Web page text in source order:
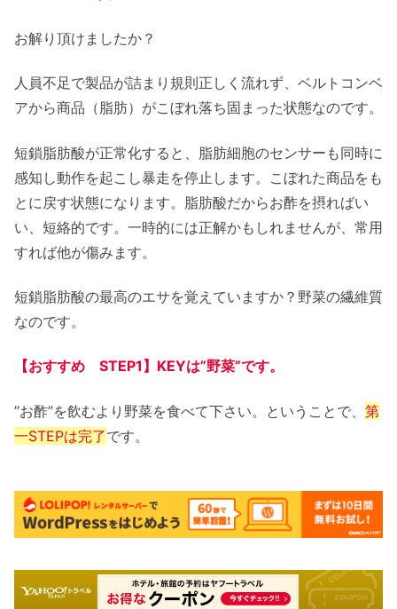
お解り頂けましたか？
人員不足で製品が詰まり規則正しく流れず、ベルトコンベ
アから商品（脂肪）がこぼれ落ち固まった状態なのです。
短鎖脂肪酸が正常化すると、脂肪細胞のセンサーも同時に
感知し動作を起こし暴走を停止します。こぼれた商品をも
とに戻す状態になります。脂肪酸だからお酢を摂ればい
い、短絡的です。一時的には正解かもしれませんが、常用
すれば他が傷みます。
短鎖脂肪酸の最高のエサを覚えていますか？野菜の繊維質
なのです。
【おすすめ STEP1】KEYは”野菜”です。
”お酢”を飲むより野菜を食べて下さい。ということで、 第
一STEPは完了です。